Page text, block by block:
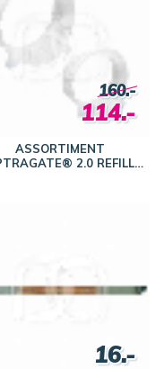
ASSORTIMENT
2.0 REFILL
160.-
114.-
16.-